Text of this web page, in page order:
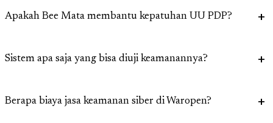
Apakah Bee Mata membantu kepatuhan UU PDP?
Sistem apa saja yang bisa diuji keamanannya?
Berapa biaya jasa keamanan siber di Waropen?